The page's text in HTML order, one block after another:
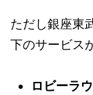
ただし銀座東
下のサービス
ロビーラ